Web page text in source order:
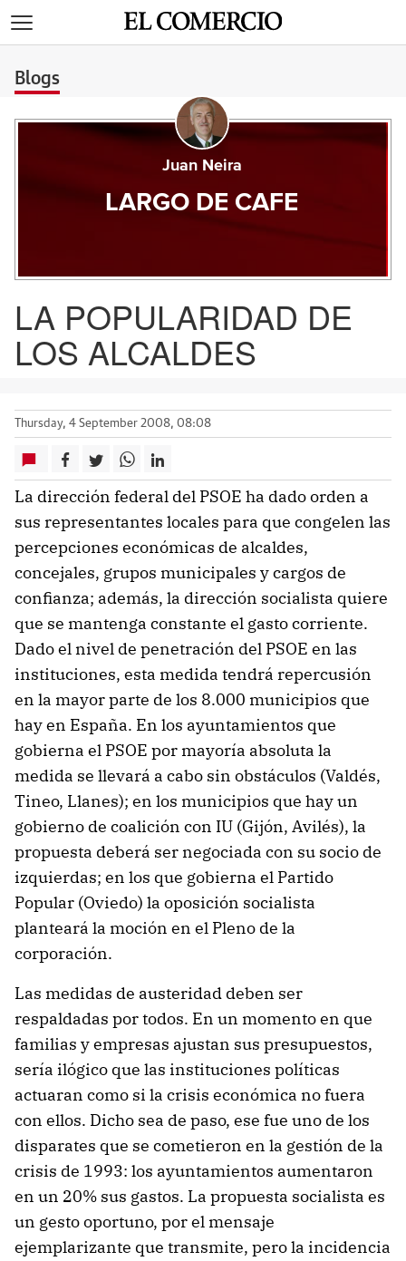
Blogs
Juan Neira
LARGO DE CAFE
LA POPULARIDAD DE
LOS ALCALDES
Thursday, 4 September 2008, 08:08
La dirección federal del PSOE ha dado orden a
sus representantes locales para que congelen las
percepciones económicas de alcaldes,
concejales, grupos municipales y cargos de
confianza; además, la dirección socialista quiere
que se mantenga constante el gasto corriente.
Dado el nivel de penetración del PSOE en las
instituciones, esta medida tendrá repercusión
en la mayor parte de los 8.000 municipios que
hay en España. En los ayuntamientos que
gobierna el PSOE por mayoría absoluta la
medida se llevará a cabo sin obstáculos (Valdés,
Tineo, Llanes); en los municipios que hay un
gobierno de coalición con IU (Gijón, Avilés), la
propuesta deberá ser negociada con su socio de
izquierdas; en los que gobierna el Partido
Popular (Oviedo) la oposición socialista
planteará la moción en el Pleno de la
corporación.
Las medidas de austeridad deben ser
respaldadas por todos. En un momento en que
familias y empresas ajustan sus presupuestos,
sería ilógico que las instituciones políticas
actuaran como si la crisis económica no fuera
con ellos. Dicho sea de paso, ese fue uno de los
disparates que se cometieron en la gestión de la
crisis de 1993: los ayuntamientos aumentaron
en un 20% sus gastos. La propuesta socialista es
un gesto oportuno, por el mensaje
ejemplarizante que transmite, pero la incidencia